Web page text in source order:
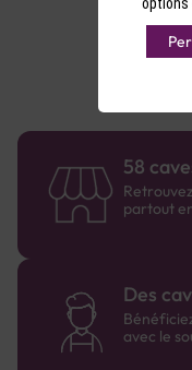
58
partout
Des
avec le